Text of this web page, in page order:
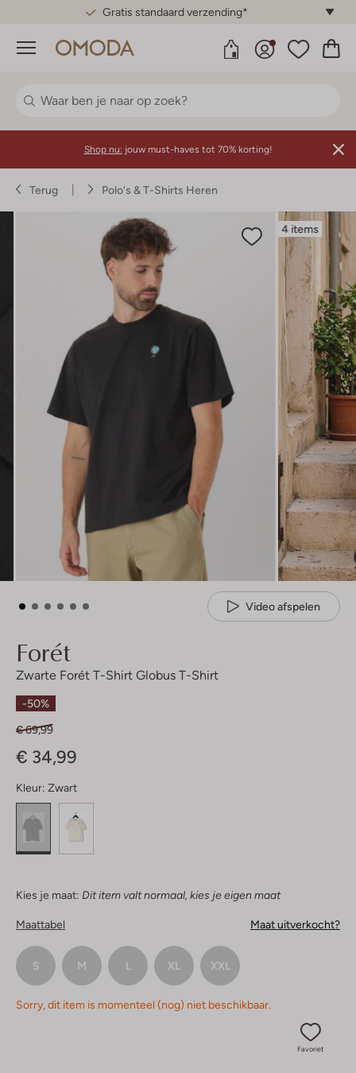
Gratis standaard verzending*
Menu
Shop nu: jouw must-haves tot 70% korting!
Terug Polo's & T-Shirts Heren
4 items
Video afspelen
Forét
Zwarte Forét T-Shirt Globus T-Shirt
-50%
€ 69,99
€ 34,99
Kleur: Zwart
Kies je maat: Dit item valt normaal, kies je eigen maat
Maattabel Maat uitverkocht?
S M L XL XXL
Sorry, dit item is momenteel (nog) niet beschikbaar.
Favoriet